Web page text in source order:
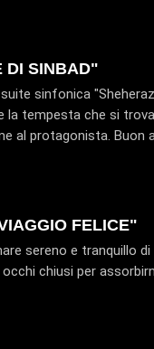
DI SINBAD"
sinfonica
la tempesta che si
al protagonista. Buon
FELICE"
sereno e tranquillo
chiusi per